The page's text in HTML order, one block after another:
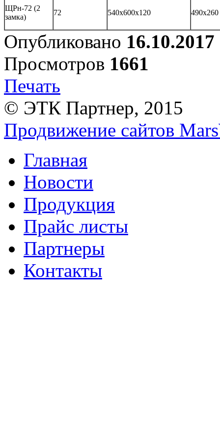
ЩРн-72 (2
замка)
72 540х600х120
Опубликовано 16.10.2017
Просмотров 1661
Печать
© ЭТК Партнер, 2015
Продвижение сайтов
Главная
Новости
Продукция
Прайс листы
Партнеры
Контакты